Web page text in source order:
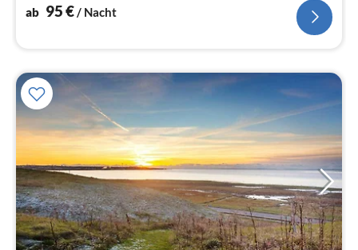
ab 95€/ Nacht